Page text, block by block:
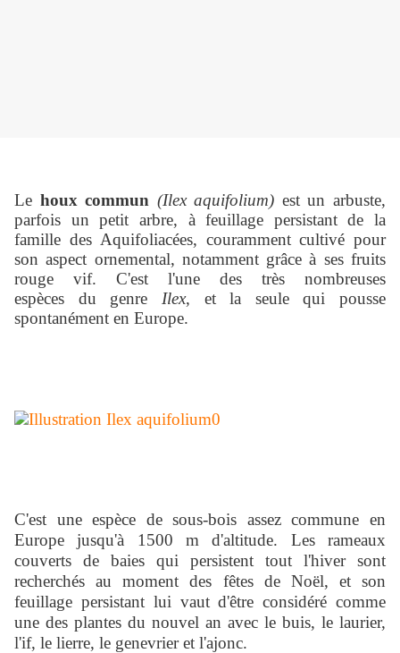
Le houx commun (Ilex aquifolium) est un arbuste,
parfois un petit arbre, à feuillage persistant de la
famille des Aquifoliacées, couramment cultivé pour
son aspect ornemental, notamment grâce à ses fruits
rouge vif. C'est l'une des très nombreuses
espèces du genre Ilex, et la seule qui pousse
spontanément en Europe.
C'est une espèce de sous-bois assez commune en
Europe jusqu'à 1500 m d'altitude. Les rameaux
couverts de baies qui persistent tout l'hiver sont
recherchés au moment des fêtes de Noël, et son
feuillage persistant lui vaut d'être considéré comme
une des plantes du nouvel an avec le buis, le laurier,
l'if, le lierre, le genevrier et l'ajonc.